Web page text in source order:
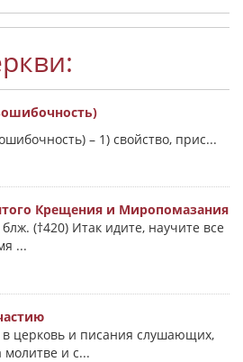
– 1) свойство, прис...
Крещения и Миропомазания
(†420) Итак идите, научите все
...
церковь и писания слушающих,
и с...